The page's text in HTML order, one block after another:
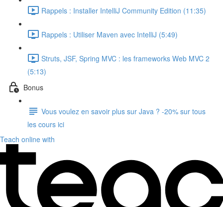
Rappels : Installer IntelliJ Community Edition (11:35)
Rappels : Utiliser Maven avec IntelliJ (5:49)
Struts, JSF, Spring MVC : les frameworks Web MVC 2
(5:13)
Bonus
Vous voulez en savoir plus sur Java ? -20% sur tous
les cours ici
Teach online with